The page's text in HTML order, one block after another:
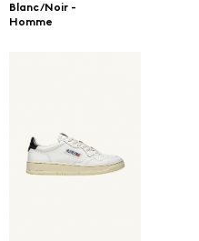
Blanc/Noir -
Homme